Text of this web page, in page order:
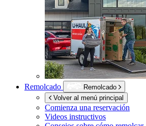
Remolcado
Remolcado
Volver al menú principal
Comienza una reservación
Videos instructivos